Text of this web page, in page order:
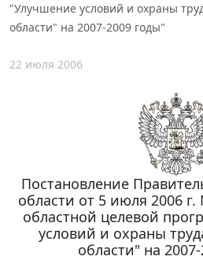
"Улучшение условий и охраны
области" на 2007-2009 годы"
22 июля 2006
Постановление
области от 5 июля 2006
областной целевой
условий и охраны
области" на